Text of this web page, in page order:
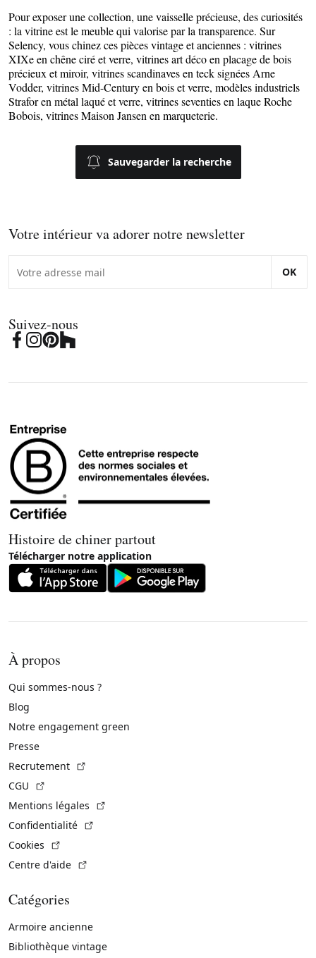
Pour exposer une collection, une vaisselle précieuse, des curiosités
: la vitrine est le meuble qui valorise par la transparence. Sur
Selency, vous chinez ces pièces vintage et anciennes : vitrines
XIXe en chêne ciré et verre, vitrines art déco en placage de bois
précieux et miroir, vitrines scandinaves en teck signées Arne
Vodder, vitrines Mid-Century en bois et verre, modèles industriels
Strafor en métal laqué et verre, vitrines seventies en laque Roche
Bobois, vitrines Maison Jansen en marqueterie.
Sauvegarder la recherche
Votre intérieur va adorer notre newsletter
OK
Suivez-nous
Histoire de chiner partout
Télécharger notre application
À propos
Qui sommes-nous ?
Blog
Notre engagement green
Presse
Recrutement
CGU
Mentions légales
Confidentialité
Cookies
Centre d'aide
Catégories
Armoire ancienne
Bibliothèque vintage